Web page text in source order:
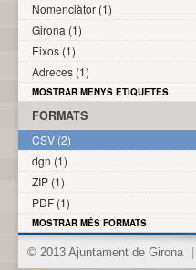
Nomenclàtor (1)
Girona (1)
Eixos (1)
Adreces (1)
MOSTRAR MENYS ETIQUETES
FORMATS
CSV (2)
dgn (1)
ZIP (1)
PDF (1)
MOSTRAR MÉS FORMATS
© 2013 Ajuntament de Girona